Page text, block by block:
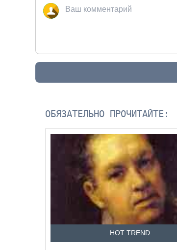
ОБЯЗАТЕЛЬНО ПРОЧИТАЙТЕ:
HOT TREND